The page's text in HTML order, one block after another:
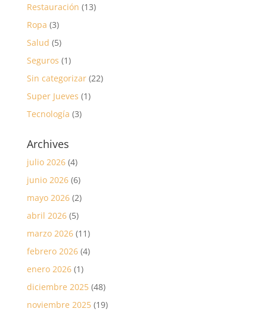
Restauración (13)
Ropa (3)
Salud (5)
Seguros (1)
Sin categorizar(22)
Super Jueves (1)
Tecnología (3)
Archives
julio 2026(4)
junio 2026(6)
mayo 2026(2)
abril 2026(5)
marzo 2026(11)
febrero 2026(4)
enero 2026(1)
diciembre 2025(48)
noviembre 2025(19)